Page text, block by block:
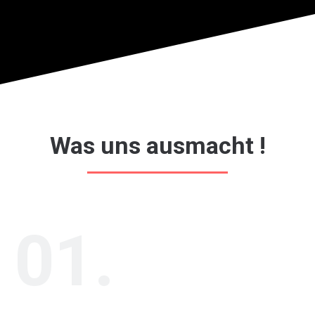
Was uns ausmacht !